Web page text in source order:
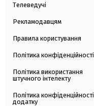
Телеведучі
Рекламодавцям
Правила користування
Політика конфіденційності
Політика використання
штучного інтелекту
Політика конфіденційності
додатку